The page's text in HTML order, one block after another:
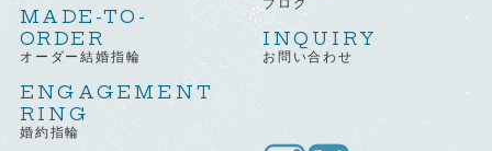
MADE-TO-
ORDER
オーダー結婚指輪
ENGAGEMENT
RING
婚約指輪
ブログ
INQUIRY
お問い合わせ